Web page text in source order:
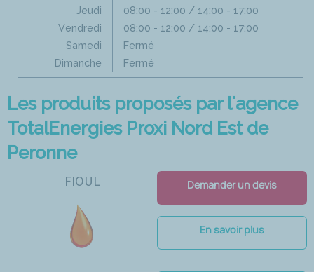
Les produits proposés par l'agence
TotalEnergies Proxi Nord Est de
Peronne
FIOUL Demander un devis
En savoir plus
Jeudi
08:00 - 12:00 / 14:00 - 17:00
Vendredi
08:00 - 12:00 / 14:00 - 17:00
Samedi
Fermé
Dimanche
Fermé